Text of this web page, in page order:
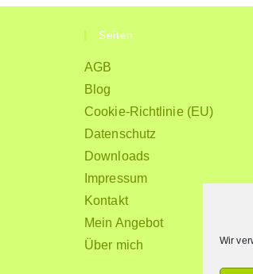
Wir
Seiten
AGB
Blog
Cookie-Richtlinie (EU)
Datenschutz
Downloads
Impressum
Kontakt
Mein Angebot
Über mich